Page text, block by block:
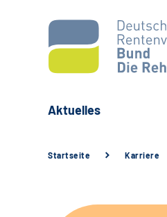
Aktuelles
Startseite Karriere